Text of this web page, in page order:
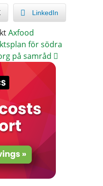
LinkedIn
Axfood
för södra
på samråd